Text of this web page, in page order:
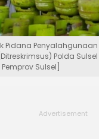
Pidana
Polda
Sulsel]